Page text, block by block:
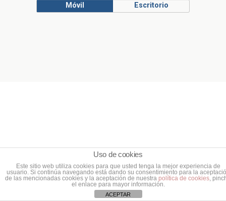
Uso de cookies
Este sitio web utiliza cookies para que usted tenga la mejor experiencia de
usuario. Si continúa navegando está dando su consentimiento para la
de las mencionadas cookies y la aceptación de nuestra política de cookies,
el enlace para mayor información.
ACEPTAR
Móvil Escritorio